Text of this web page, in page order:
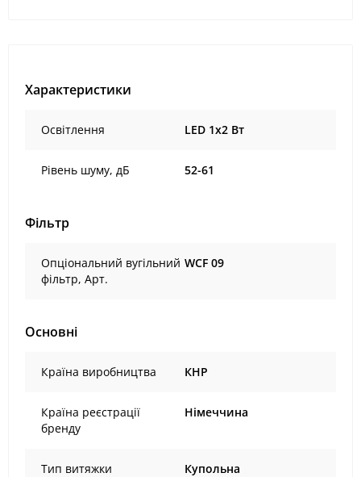
Характеристики
Освітлення LED 1x2 Вт
Рівень шуму, дБ 52-61
Фільтр
Опціональний вугільний
фільтр, Арт.
WCF 09
Основні
Країна виробництва КНР
Країна реєстрації
бренду
Німеччина
Тип витяжки Купольна